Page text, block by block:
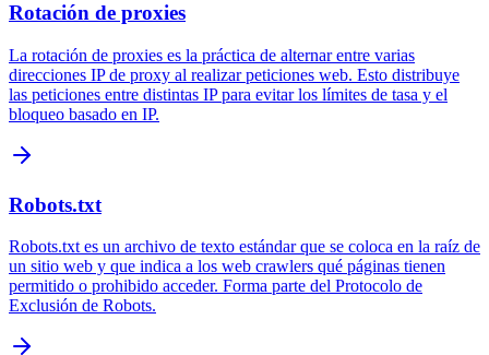
Rotación de proxies
La rotación de proxies es la práctica de alternar entre varias
direcciones IP de proxy al realizar peticiones web. Esto distribuye
las peticiones entre distintas IP para evitar los límites de tasa y el
bloqueo basado en IP.
Robots.txt
Robots.txt es un archivo de texto estándar que se coloca en la raíz de
un sitio web y que indica a los web crawlers qué páginas tienen
permitido o prohibido acceder. Forma parte del Protocolo de
Exclusión de Robots.